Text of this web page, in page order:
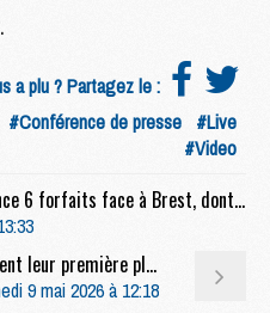
a plu ? Partagez le :
#Conférence de presse #Live
#Video
Match : Le PSG annonce 6 forfaits face à Brest, dont Pacho
Formation : Les U19 du PSG valident leur première place
9 mai 2026 à 12:18